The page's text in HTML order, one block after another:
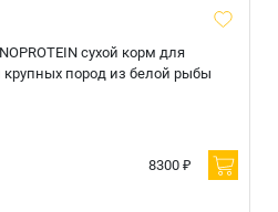
сухой корм для
крупных пород из белой рыбы
8300 ₽